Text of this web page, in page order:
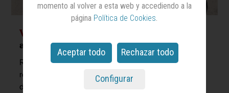
WPP Media
a dos profesionales de Publicis
Rebeca Benarroch y Juan Antonio Ortiz asumirán,
respectivamente y a partir de abril de 2027, los cargos
de presidenta de estrategia de negocio y 'media
momento al volver a esta web y accediendo a la
página Política de Cookies.
Aceptar todo Rechazar todo
Configurar